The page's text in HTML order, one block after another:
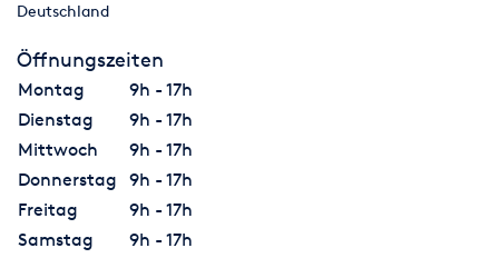
Deutschland
Öffnungszeiten
Montag
9h - 17h
Dienstag
9h - 17h
Mittwoch
9h - 17h
Donnerstag
9h - 17h
Freitag
9h - 17h
Samstag
9h - 17h